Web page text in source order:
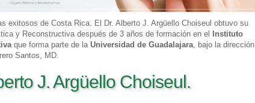
exitosos de Costa Rica. El Dr. Alberto J. Argüello Choiseul obtuvo su
y Reconstructiva después de 3 años de formación en el Instituto
que forma parte de la Universidad de Guadalajara , bajo la dirección
Santos, MD.
J. Argüello Choiseul.